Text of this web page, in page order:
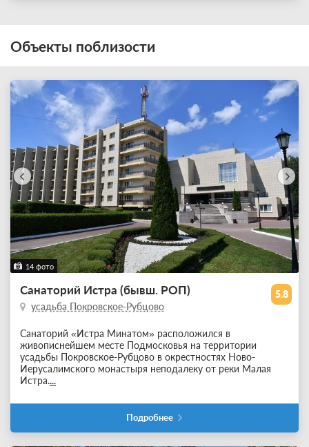
Объекты поблизости
14 фото
5.8
Санаторий Истра (бывш. РОП)
усадьба Покровское-Рубцово
Санаторий «Истра Минатом» расположился в
живописнейшем месте Подмосковья на территории
усадьбы Покровское-Рубцово в окрестностях Ново-
Иерусалимского монастыря неподалеку от реки Малая
Истра....
Подробнее